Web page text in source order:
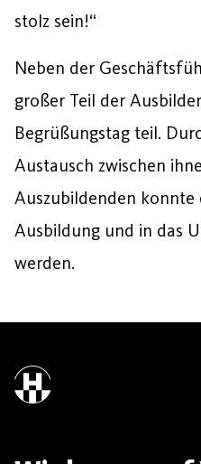
stolz sein!“
Neben der
großer Teil der
Begrüßungstag teil.
Austausch zwischen
Auszubildenden konnte
Ausbildung und in das
werden.